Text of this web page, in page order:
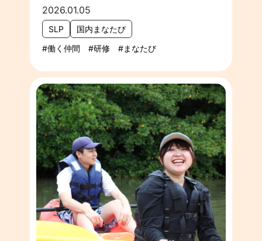
2026.01.05
SLP
国内まなたび
働く仲間
研修 まなたび